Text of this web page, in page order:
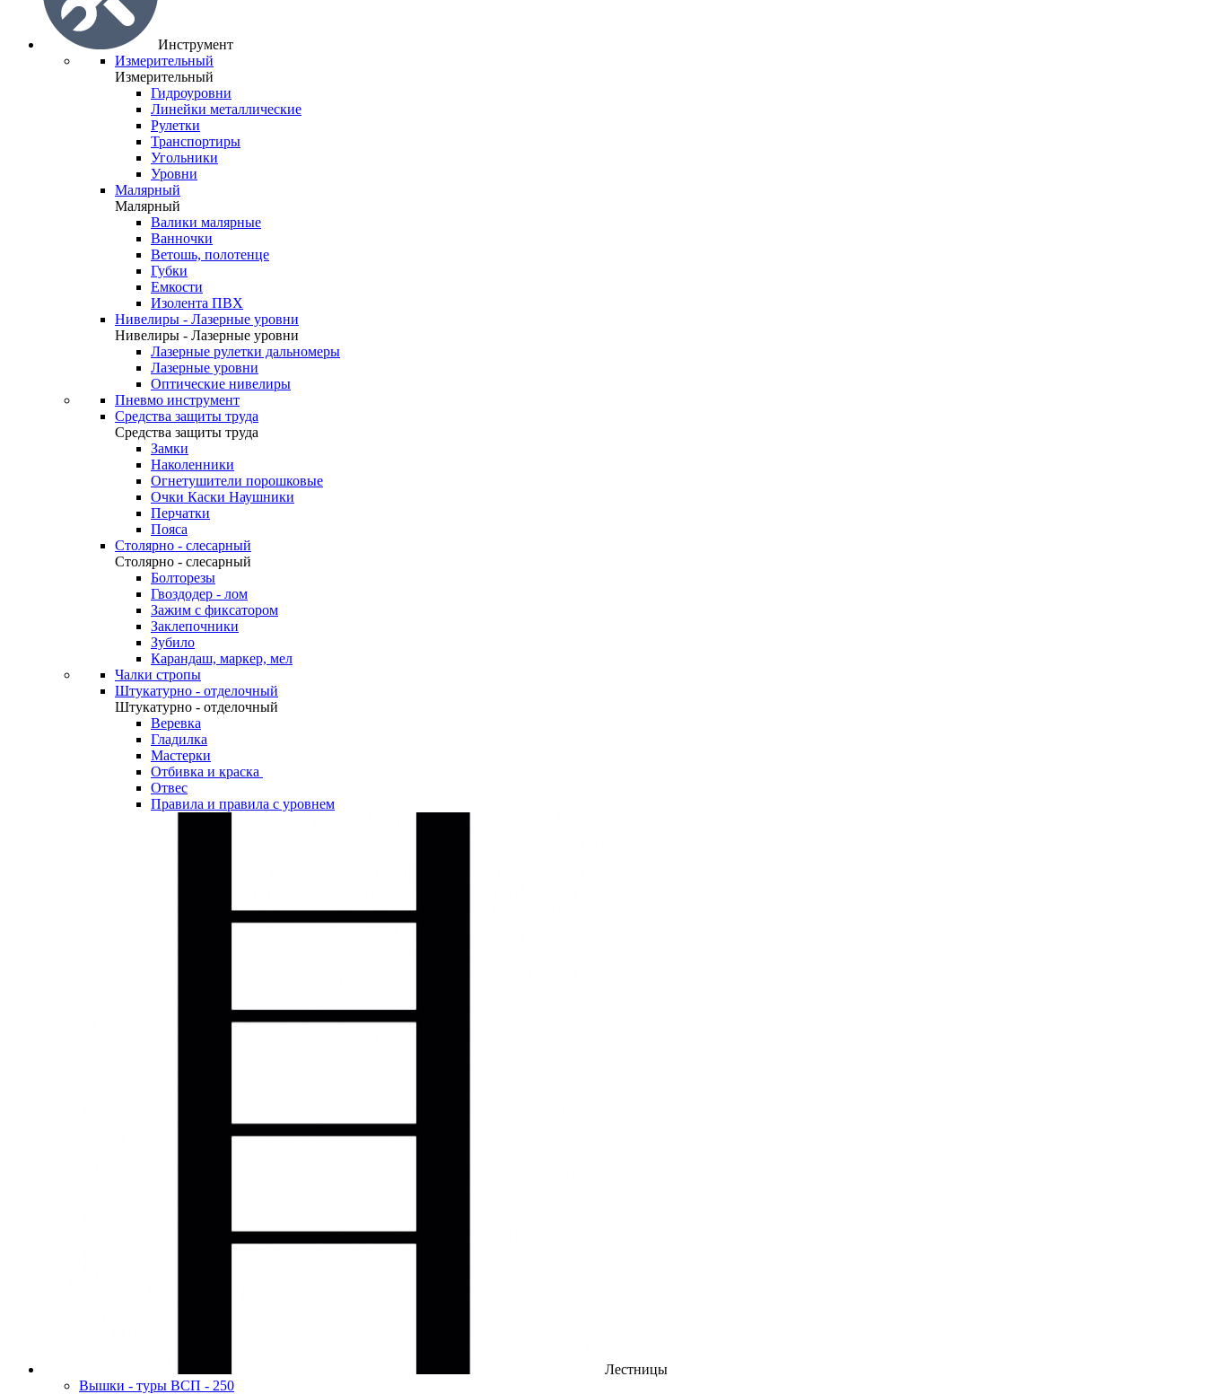
Инструмент
Измерительный
Измерительный
Гидроуровни
Линейки металлические
Рулетки
Транспортиры
Угольники
Уровни
Малярный
Малярный
Валики малярные
Ванночки
Ветошь, полотенце
Губки
Емкости
Изолента ПВХ
Нивелиры - Лазерные уровни
Нивелиры - Лазерные уровни
Лазерные рулетки дальномеры
Лазерные уровни
Оптические нивелиры
Пневмо инструмент
Средства защиты труда
Средства защиты труда
Замки
Наколенники
Огнетушители порошковые
Очки Каски Наушники
Перчатки
Пояса
Столярно - слесарный
Столярно - слесарный
Болторезы
Гвоздодер - лом
Зажим с фиксатором
Заклепочники
Зубило
Карандаш, маркер, мел
Чалки стропы
Штукатурно - отделочный
Штукатурно - отделочный
Веревка
Гладилка
Мастерки
Отбивка и краска
Отвес
Правила и правила с уровнем
Лестницы
Вышки - туры ВСП - 250